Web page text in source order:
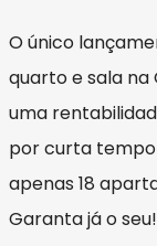
O único
quarto e sala
uma
por curta
apenas 18
Garanta já o seu!